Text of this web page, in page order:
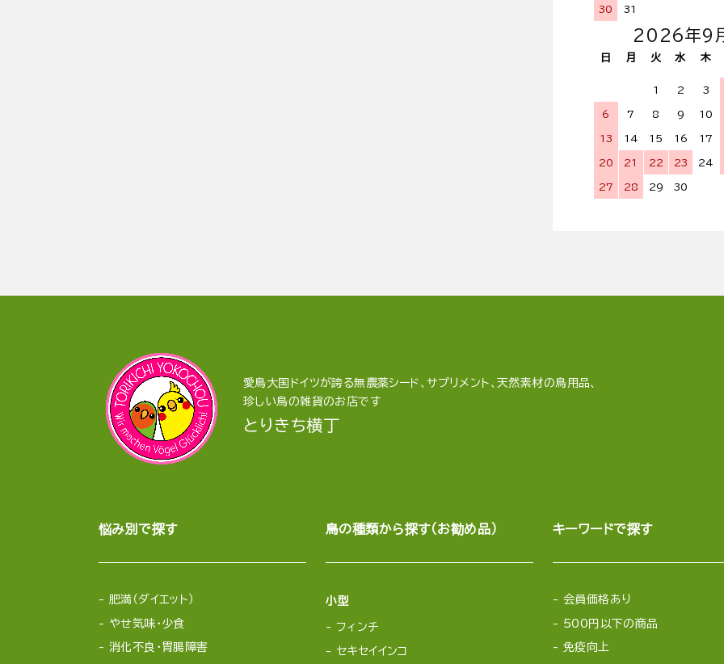
30 31
2026年9
日 月 火 水 木
1 2 3
6 7 8 9 10
13 14 15 16 17
20 21 22 23 24
27 28 29 30
愛鳥大国ドイツが誇る無農薬シード、サプリメント、天然素材の鳥用品、
珍しい鳥の雑貨のお店です
とりきち横丁
悩み別で探す
肥満（ダイエット）
やせ気味・少食
消化不良・胃腸障害
鳥の種類から探す（お勧め品）
小型
フィンチ
セキセイインコ
キーワードで探す
会員価格あり
500円以下の商品
免疫向上